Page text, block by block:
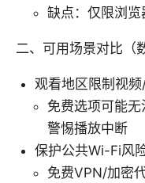
缺点：仅限浏
二、可用场景对比（
观看地区限制视
免费选项可能
警惕播放中断
保护公共Wi-Fi风
免费VPN/加密